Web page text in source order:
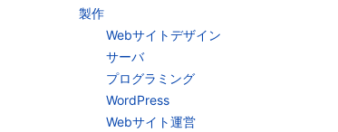
製作
Webサイトデザイン
サーバ
プログラミング
WordPress
Webサイト運営